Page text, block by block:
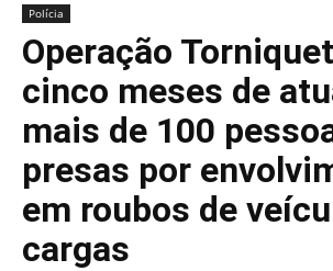
Polícia
Operação
cinco meses de
mais de 100
presas por
em roubos de
cargas